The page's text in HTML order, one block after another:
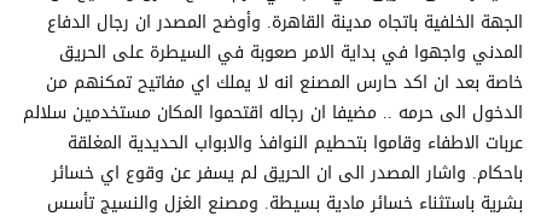
الجهة الخلفية باتجاه مدينة القاهرة. وأوضح المصدر ان رجال الدفاع
المدني واجهوا في بداية الامر صعوبة في السيطرة على الحريق
خاصة بعد ان اكد حارس المصنع انه لا يملك اي مفاتيح تمكنهم من
الدخول الى حرمه .. مضيفا ان رجاله اقتحموا المكان مستخدمين سلالم
عربات الاطفاء وقاموا بتحطيم النوافذ والابواب الحديدية المغلقة
باحكام. واشار المصدر الى ان الحريق لم يسفر عن وقوع اي خسائر
بشرية باستثناء خسائر مادية بسيطة. ومصنع الغزل والنسيج تأسس